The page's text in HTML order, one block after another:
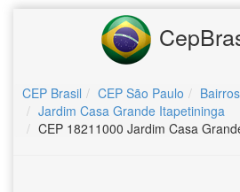
CEP Brasil CEP São Paulo
Jardim Casa Grande Itapetininga
CEP 18211000 Jardim Casa